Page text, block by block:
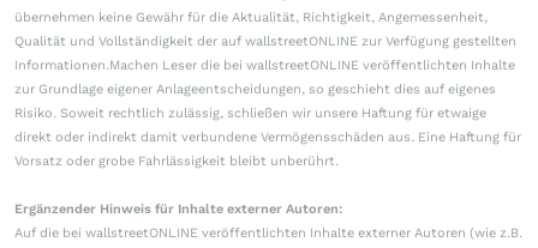
übernehmen keine Gewähr für die Aktualität, Richtigkeit, Angemessenheit,
Qualität und Vollständigkeit der auf wallstreetONLINE zur Verfügung gestellten
Informationen.Machen Leser die bei wallstreetONLINE veröffentlichten Inhalte
zur Grundlage eigener Anlageentscheidungen, so geschieht dies auf eigenes
Risiko. Soweit rechtlich zulässig, schließen wir unsere Haftung für etwaige
direkt oder indirekt damit verbundene Vermögensschäden aus. Eine Haftung für
Vorsatz oder grobe Fahrlässigkeit bleibt unberührt.
Ergänzender Hinweis für Inhalte externer Autoren:
Auf die bei wallstreetONLINE veröffentlichten Inhalte externer Autoren (wie z.B.